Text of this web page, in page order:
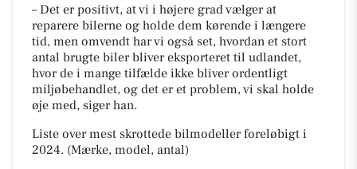
– Det er positivt, at vi i højere grad vælger at
reparere bilerne og holde dem kørende i længere
tid, men omvendt har vi også set, hvordan et stort
antal brugte biler bliver eksporteret til udlandet,
hvor de i mange tilfælde ikke bliver ordentligt
miljøbehandlet, og det er et problem, vi skal holde
øje med, siger han.
Liste over mest skrottede bilmodeller foreløbigt i
2024. (Mærke, model, antal)